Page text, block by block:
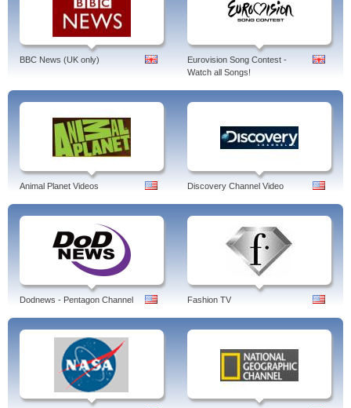
BBC News (UK only)
Eurovision Song Contest -
Watch all Songs!
Animal Planet Videos Discovery Channel Video
Dodnews - Pentagon Channel Fashion TV